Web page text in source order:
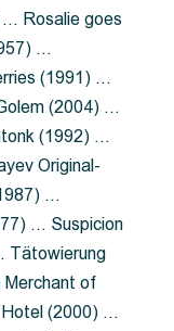
Rosalie goes
…
(1991) …
(2004) …
(1992) …
Original-
…
… Suspicion
Tätowierung
of
Hotel (2000) …